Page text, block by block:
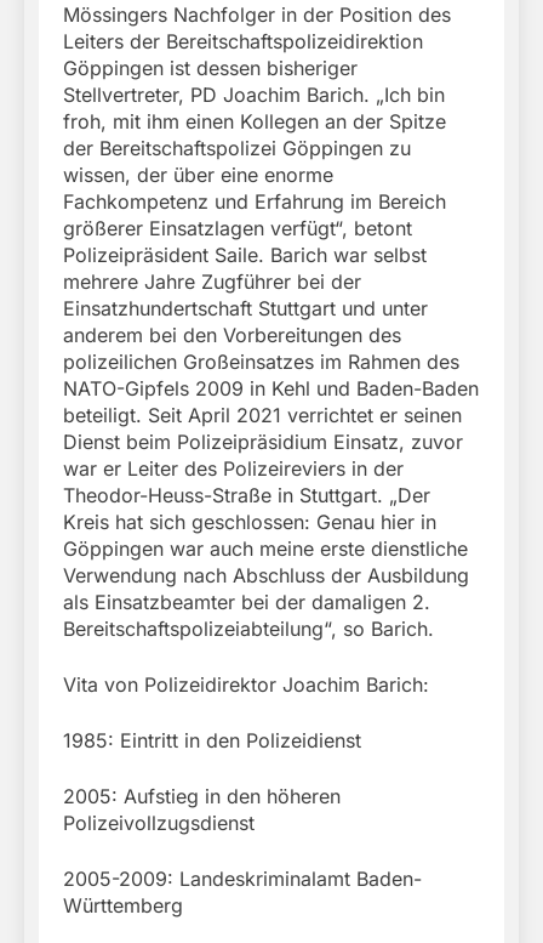
Mössingers Nachfolger in der Position des
Leiters der Bereitschaftspolizeidirektion
Göppingen ist dessen bisheriger
Stellvertreter, PD Joachim Barich. „Ich bin
froh, mit ihm einen Kollegen an der Spitze
der Bereitschaftspolizei Göppingen zu
wissen, der über eine enorme
Fachkompetenz und Erfahrung im Bereich
größerer Einsatzlagen verfügt“, betont
Polizeipräsident Saile. Barich war selbst
mehrere Jahre Zugführer bei der
Einsatzhundertschaft Stuttgart und unter
anderem bei den Vorbereitungen des
polizeilichen Großeinsatzes im Rahmen des
NATO-Gipfels 2009 in Kehl und Baden-Baden
beteiligt. Seit April 2021 verrichtet er seinen
Dienst beim Polizeipräsidium Einsatz, zuvor
war er Leiter des Polizeireviers in der
Theodor-Heuss-Straße in Stuttgart. „Der
Kreis hat sich geschlossen: Genau hier in
Göppingen war auch meine erste dienstliche
Verwendung nach Abschluss der Ausbildung
als Einsatzbeamter bei der damaligen 2.
Bereitschaftspolizeiabteilung“, so Barich.
Vita von Polizeidirektor Joachim Barich:
1985: Eintritt in den Polizeidienst
2005: Aufstieg in den höheren
Polizeivollzugsdienst
2005-2009: Landeskriminalamt Baden-
Württemberg